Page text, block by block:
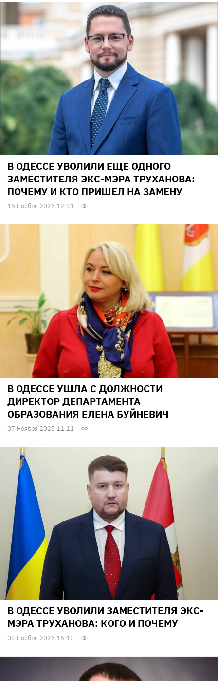
В ОДЕССЕ УВОЛИЛИ ЕЩЕ ОДНОГО
ЗАМЕСТИТЕЛЯ ЭКС-МЭРА ТРУХАНОВА:
ПОЧЕМУ И КТО ПРИШЕЛ НА ЗАМЕНУ
15 Ноября 2025 12:31
В ОДЕССЕ УШЛА С ДОЛЖНОСТИ
ДИРЕКТОР ДЕПАРТАМЕНТА
ОБРАЗОВАНИЯ ЕЛЕНА БУЙНЕВИЧ
07 Ноября 2025 11:11
В ОДЕССЕ УВОЛИЛИ ЗАМЕСТИТЕЛЯ ЭКС-
МЭРА ТРУХАНОВА: КОГО И ПОЧЕМУ
03 Ноября 2025 16:10